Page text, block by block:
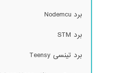
برد Nodemcu
برد STM
برد تینسی Teensy